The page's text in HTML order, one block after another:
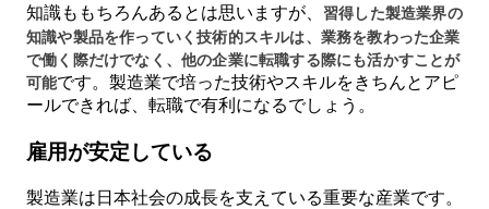
知識ももちろんあるとは思いますが、 習得した製造業界の
知識や製品を作っていく技術的スキルは、業務を教わった企業
で働く際だけでなく、他の企業に転職する際にも活かすことが
可能です。製造業で培った技術やスキルをきちんとアピ
ールできれば、転職で有利になるでしょう。
雇用が安定している
製造業は日本社会の成長を支えている重要な産業です。